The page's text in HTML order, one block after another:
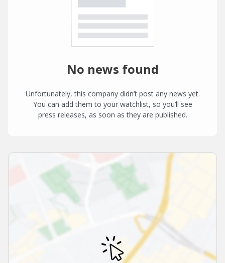
No news found
Unfortunately, this company didn’t post any news yet.
You can add them to your watchlist, so you’ll see
press releases, as soon as they are published.